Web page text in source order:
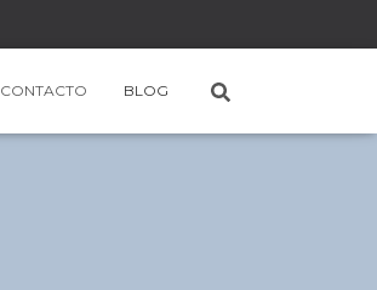
CONTACTO BLOG